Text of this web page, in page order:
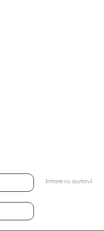
Intrare cu ajutorul